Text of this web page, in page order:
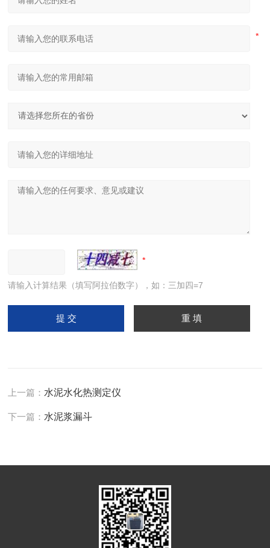
请输入计算结果（填写阿拉伯数字），如：三加四=7
上一篇： 水泥水化热测定仪
下一篇： 水泥浆漏斗